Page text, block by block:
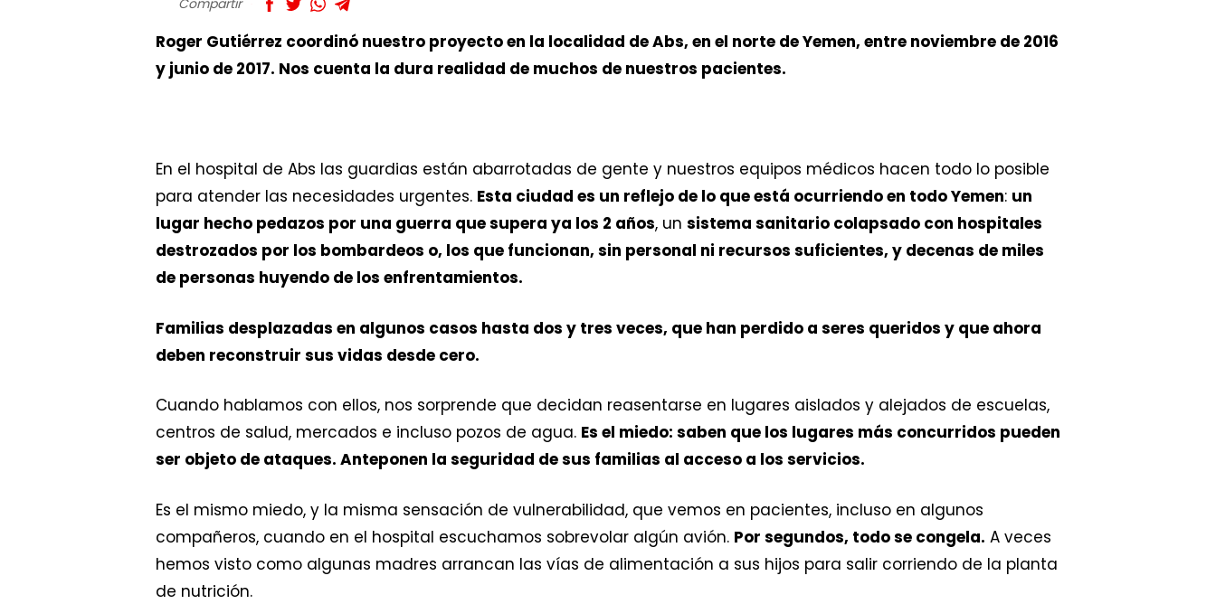
Compartir
Roger Gutiérrez coordinó nuestro proyecto en la localidad de Abs, en el norte de Yemen, entre noviembre de 2016
y junio de 2017. Nos cuenta la dura realidad de muchos de nuestros pacientes.
En el hospital de Abs las guardias están abarrotadas de gente y nuestros equipos médicos hacen todo lo posible
para atender las necesidades urgentes. Esta ciudad es un reflejo de lo que está ocurriendo en todo Yemen: un
lugar hecho pedazos por una guerra que supera ya los 2 años, un sistema sanitario colapsado con hospitales
destrozados por los bombardeos o, los que funcionan, sin personal ni recursos suficientes, y decenas de miles
de personas huyendo de los enfrentamientos.
Familias desplazadas en algunos casos hasta dos y tres veces, que han perdido a seres queridos y que ahora
deben reconstruir sus vidas desde cero.
Cuando hablamos con ellos, nos sorprende que decidan reasentarse en lugares aislados y alejados de escuelas,
centros de salud, mercados e incluso pozos de agua. Es el miedo: saben que los lugares más concurridos pueden
ser objeto de ataques. Anteponen la seguridad de sus familias al acceso a los servicios.
Es el mismo miedo, y la misma sensación de vulnerabilidad, que vemos en pacientes, incluso en algunos
compañeros, cuando en el hospital escuchamos sobrevolar algún avión. Por segundos, todo se congela. A veces
hemos visto como algunas madres arrancan las vías de alimentación a sus hijos para salir corriendo de la planta
de nutrición.